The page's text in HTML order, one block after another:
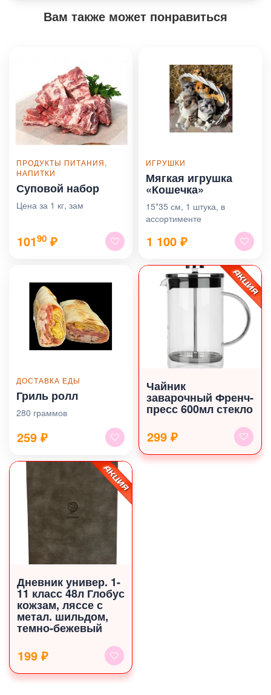
Вам также может понравиться
ПРОДУКТЫ ПИТАНИЯ,
НАПИТКИ
Суповой набор
Цена за 1 кг, зам
10190 ₽
ИГРУШКИ
Мягкая игрушка
«Кошечка»
15*35 см, 1 штука, в
ассортименте
1 100 ₽
ДОСТАВКА ЕДЫ
Гриль ролл
280 граммов
259 ₽
Чайник
заварочный Френч-
пресс 600мл стекло
299 ₽
Дневник универ. 1-
11 класс 48л Глобус
кожзам, ляссе с
метал. шильдом,
темно-бежевый
199 ₽